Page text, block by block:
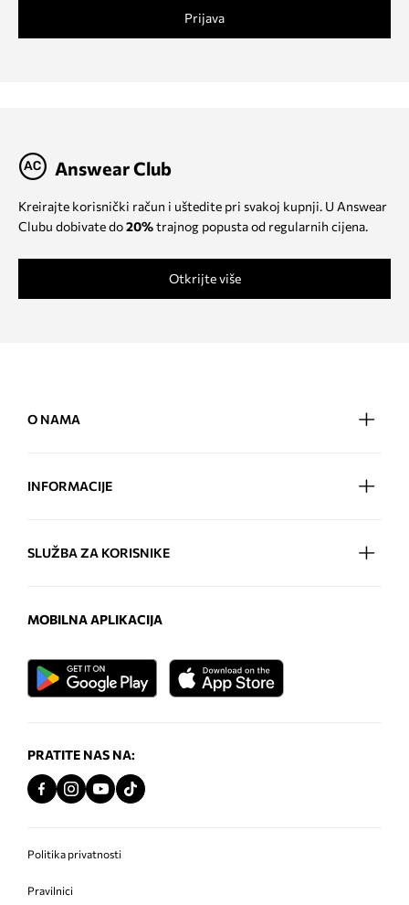
Prijava
Answear Club
Kreirajte korisnički račun i uštedite pri svakoj kupnji. U Answear
Clubu dobivate do20%trajnog popusta od regularnih cijena.
Otkrijte više
O NAMA
INFORMACIJE
SLUŽBA ZA KORISNIKE
MOBILNA APLIKACIJA
PRATITE NAS NA:
Politika privatnosti
Pravilnici